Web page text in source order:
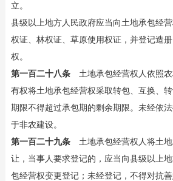
立。
县级以上地方人民政府应当向土地承包经
权证、林权证、草原使用权证，并登记造
权。
第一百二十八条土地承包经营权人依照农
有权将土地承包经营权采取转包、互换、
期限不得超过承包期的剩余期限。未经依
于非农建设。
第一百二十九条土地承包经营权人将土地
让，当事人要求登记的，应当向县级以上
包经营权变更登记；未经登记，不得对抗善